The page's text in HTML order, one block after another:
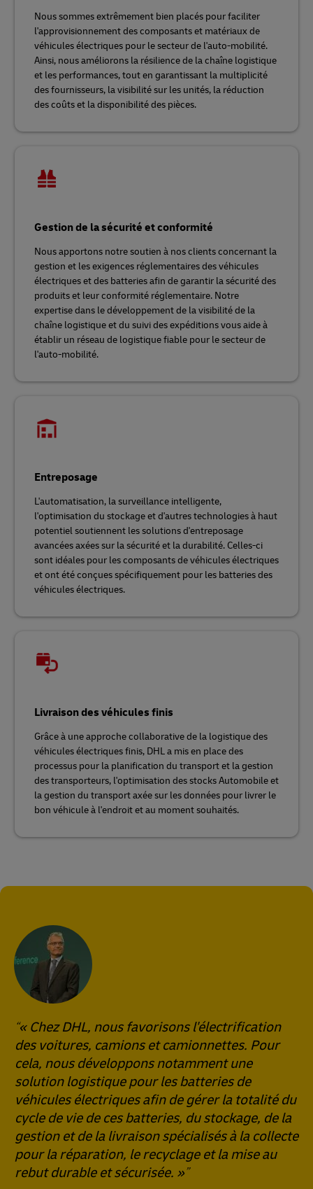
Nous sommes extrêmement bien placés pour faciliter
l'approvisionnement des composants et matériaux de
véhicules électriques pour le secteur de l'auto-mobilité.
Ainsi, nous améliorons la résilience de la chaîne logistique
et les performances, tout en garantissant la multiplicité
des fournisseurs, la visibilité sur les unités, la réduction
des coûts et la disponibilité des pièces.
Gestion de la sécurité et conformité
Nous apportons notre soutien à nos clients concernant la
gestion et les exigences réglementaires des véhicules
électriques et des batteries afin de garantir la sécurité des
produits et leur conformité réglementaire. Notre
expertise dans le développement de la visibilité de la
chaîne logistique et du suivi des expéditions vous aide à
établir un réseau de logistique fiable pour le secteur de
l'auto-mobilité.
Entreposage
L'automatisation, la surveillance intelligente,
l'optimisation du stockage et d'autres technologies à haut
potentiel soutiennent les solutions d'entreposage
avancées axées sur la sécurité et la durabilité. Celles-ci
sont idéales pour les composants de véhicules électriques
et ont été conçues spécifiquement pour les batteries des
véhicules électriques.
Livraison des véhicules finis
Grâce à une approche collaborative de la logistique des
véhicules électriques finis, DHL a mis en place des
processus pour la planification du transport et la gestion
des transporteurs, l'optimisation des stocks Automobile et
la gestion du transport axée sur les données pour livrer le
bon véhicule à l'endroit et au moment souhaités.
« Chez DHL, nous favorisons l'électrification
des voitures, camions et camionnettes. Pour
cela, nous développons notamment une
solution logistique pour les batteries de
véhicules électriques afin de gérer la totalité du
cycle de vie de ces batteries, du stockage, de la
gestion et de la livraison spécialisés à la collecte
pour la réparation, le recyclage et la mise au
rebut durable et sécurisée. »